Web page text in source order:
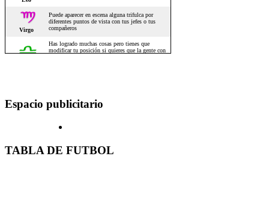
Espacio publicitario
TABLA DE FUTBOL